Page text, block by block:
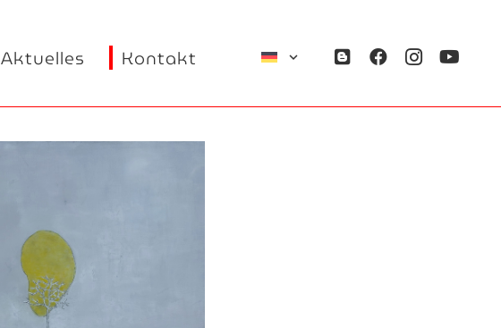
Aktuelles Kontakt